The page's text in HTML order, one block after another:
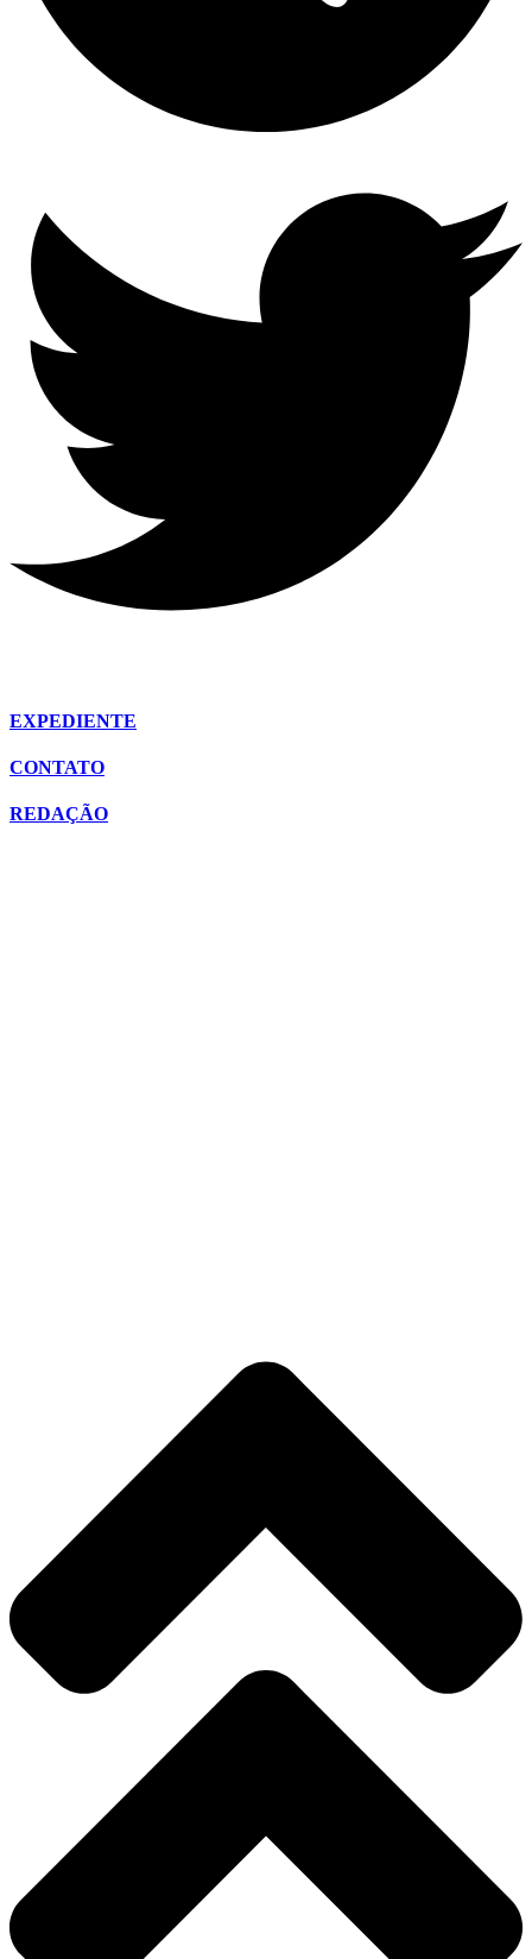
EXPEDIENTE
CONTATO
REDAÇÃO